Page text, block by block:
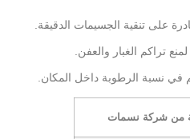
على تنقية الجسيمات الدقيقة.
تراكم الغبار والعفن.
في نسبة الرطوبة داخل المكان.
من شركة نسمات